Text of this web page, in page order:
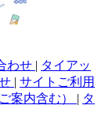
わせ | タイアッ
| サイトご利用
案内含む） | タ